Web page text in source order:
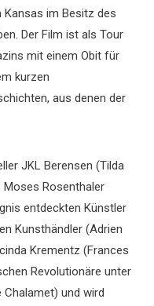
im Besitz des
Der Film ist als Tour
mit einem Obit für
kurzen
aus denen der
JKL Berensen (Tilda
Rosenthaler
entdeckten Künstler
Kunsthändler (Adrien
Krementz (Frances
Revolutionäre unter
und wird